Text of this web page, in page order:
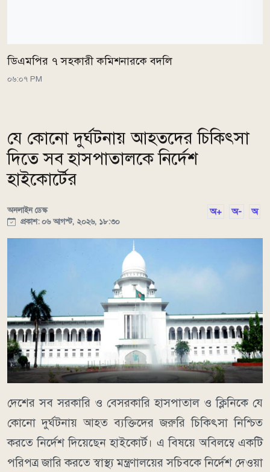
ডিএমপির ৭ সহকারী কমিশনারকে বদলি
০৬:০৭ PM
যে কোনো দুর্ঘটনায় আহতদের চিকিৎসা
দিতে সব হাসপাতালকে নির্দেশ
হাইকোর্টের
অনলাইন ডেস্ক
প্রকাশ: ০৬ আগস্ট, ২০২৬, ১৮:৩০
অ+ অ- অ
দেশের সব সরকারি ও বেসরকারি হাসপাতাল ও ক্লিনিকে যে
কোনো দুর্ঘটনায় আহত ব্যক্তিদের জরুরি চিকিৎসা নিশ্চিত
করতে নির্দেশ দিয়েছেন হাইকোর্ট। এ বিষয়ে অবিলম্বে একটি
পরিপত্র জারি করতে স্বাস্থ্য মন্ত্রণালয়ের সচিবকে নির্দেশ দেওয়া